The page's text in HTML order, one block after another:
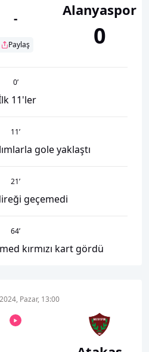
-
Paylaş
Alanyaspor
0
0’
11'ler
11’
gole yaklaştı
21’
geçemedi
64’
kırmızı kart gördü
Pazar, 13:00